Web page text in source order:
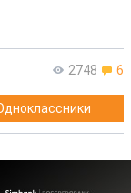
2748 6